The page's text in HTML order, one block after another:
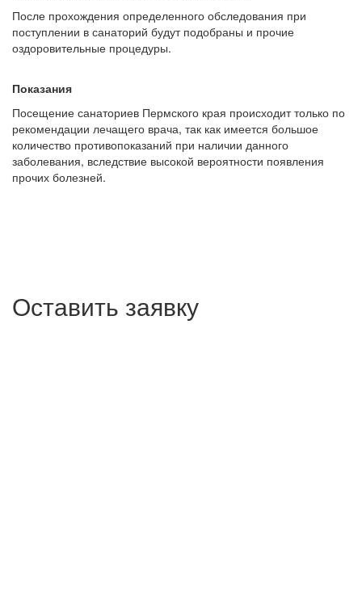
После прохождения определенного обследования при
поступлении в санаторий будут подобраны и прочие
оздоровительные процедуры.
Показания
Посещение санаториев Пермского края происходит только по
рекомендации лечащего врача, так как имеется большое
количество противопоказаний при наличии данного
заболевания, вследствие высокой вероятности появления
прочих болезней.
Оставить заявку